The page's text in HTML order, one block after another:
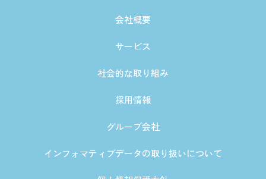
会社概要
サービス
社会的な取り組み
採用情報
グループ会社
インフォマティブデータの取り扱いについて